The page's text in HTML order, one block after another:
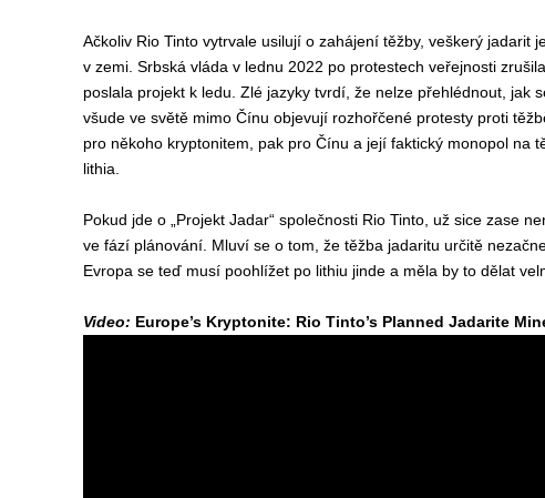
Ačkoliv Rio Tinto vytrvale usilují o zahájení těžby, veškerý jadarit
v zemi. Srbská vláda v lednu 2022 po protestech veřejnosti
poslala projekt k ledu. Zlé jazyky tvrdí, že nelze přehlédnout, jak
všude ve světě mimo Čínu objevují rozhořčené protesty proti
pro někoho kryptonitem, pak pro Čínu a její faktický monopol na
lithia.
Pokud jde o „Projekt Jadar“ společnosti Rio Tinto, už sice zase
ve fází plánování. Mluví se o tom, že těžba jadaritu určitě
Evropa se teď musí poohlížet po lithiu jinde a měla by to dělat
Video: Europe’s Kryptonite: Rio Tinto’s Planned Jadarite